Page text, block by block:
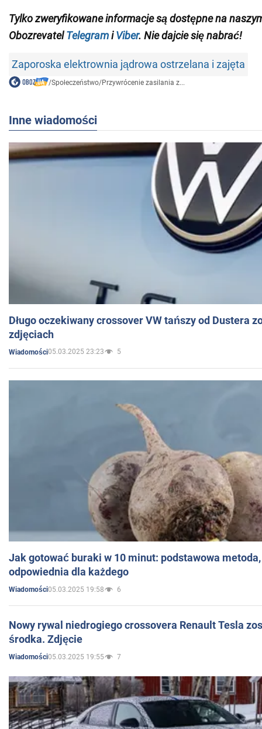
Tylko zweryfikowane informacje są dostępne na
ObozrevatelTelegramiViber. Nie dajcie się nabrać!
Zaporoska elektrownia jądrowa ostrzelana i zajęta
/Społeczeństwo/Przywrócenie zasilania z...
Inne wiadomości
Długo oczekiwany crossover VW tańszy od Dustera
zdjęciach
Wiadomości05.03.2025 23:23 5
Jak gotować buraki w 10 minut: podstawowa
odpowiednia dla każdego
Wiadomości05.03.2025 19:58 6
Nowy rywal niedrogiego crossovera Renault Tesla
środka. Zdjęcie
Wiadomości05.03.2025 19:55 7